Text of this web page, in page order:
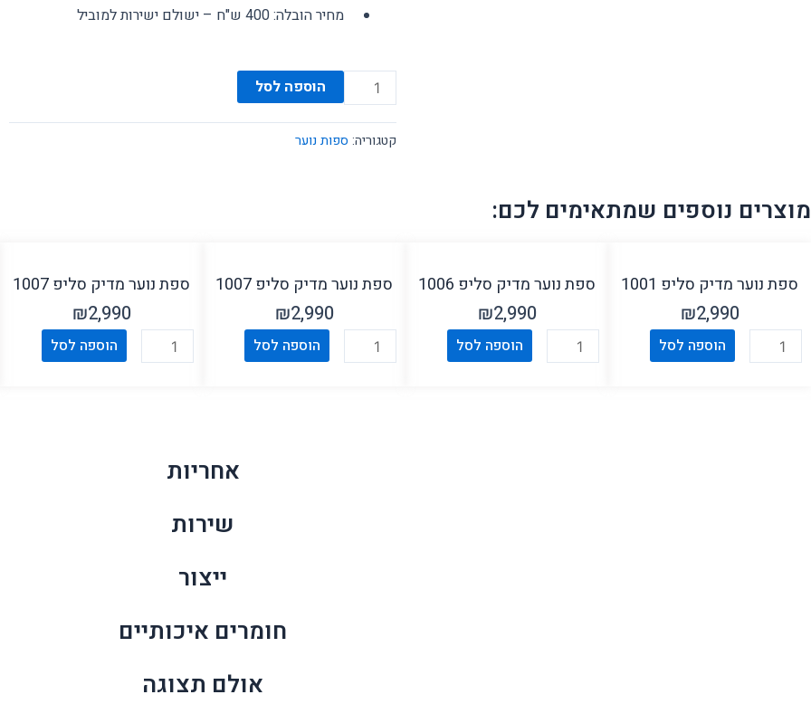
מחיר הובלה: 400 ש"ח – ישולם ישירות למוביל
כמות
של
ספת
נוער
הוספה לסל
קטגוריה: ספות נוער
מוצרים נוספים שמתאימים לכם:
ספת נוער מדיק סליפ 1001
₪2,990
כמות
של
הוספה לסל
ספת נוער מדיק סליפ 1006
₪2,990
כמות
של
הוספה לסל
ספת נוער מדיק סליפ 1007
₪2,990
כמות
של
הוספה לסל
ספת נוער מדיק סליפ 1007
₪2,990
כמות
של
1007
הוספה לסל
אחריות
שירות
ייצור
חומרים איכותיים
אולם תצוגה